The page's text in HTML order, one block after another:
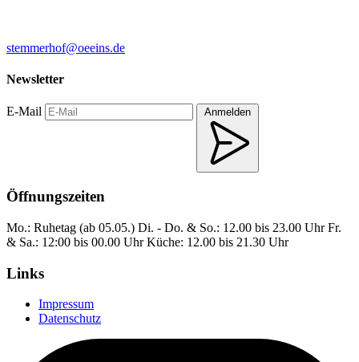
stemmerhof@oeeins.de
Newsletter
E-Mail Anmelden
Öffnungszeiten
Mo.: Ruhetag (ab 05.05.) Di. - Do. & So.: 12.00 bis 23.00 Uhr Fr.
& Sa.: 12:00 bis 00.00 Uhr Küche: 12.00 bis 21.30 Uhr
Links
Impressum
Datenschutz